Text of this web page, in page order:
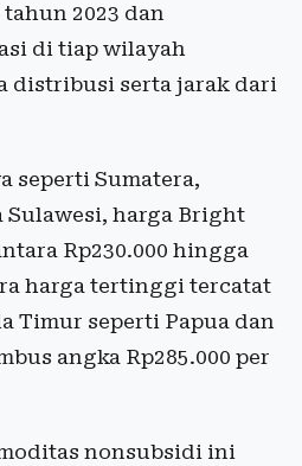
2023 dan
di tiap wilayah
distribusi serta jarak dari
seperti Sumatera,
harga Bright
Rp230.000 hingga
harga tertinggi tercatat
Timur seperti Papua dan
angka Rp285.000 per
nonsubsidi ini